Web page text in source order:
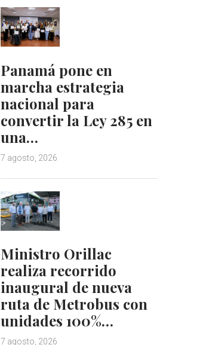
Panamá pone en
marcha estrategia
nacional para
convertir la Ley 285 en
una…
7 agosto, 2026
Ministro Orillac
realiza recorrido
inaugural de nueva
ruta de Metrobus con
unidades 100%…
7 agosto, 2026